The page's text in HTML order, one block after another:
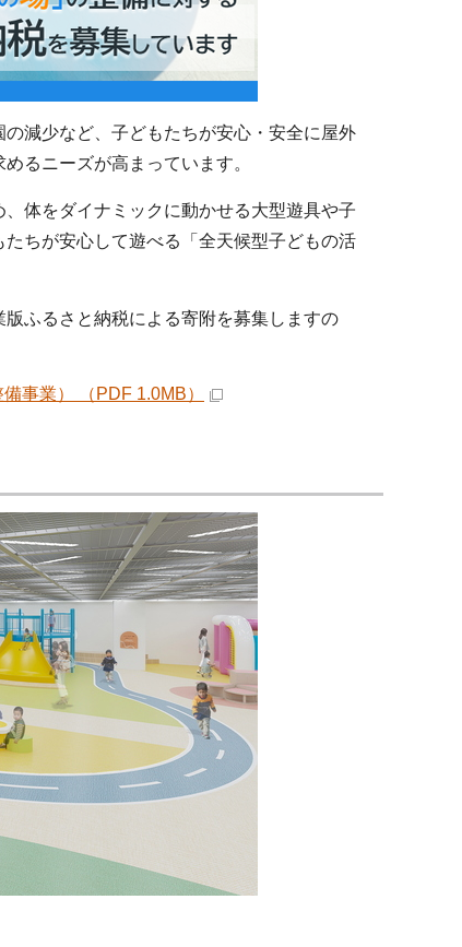
減少など、子どもたちが安心・安全に屋外
るニーズが高まっています。
体をダイナミックに動かせる大型遊具や子
ちが安心して遊べる「全天候型子どもの活
ふるさと納税による寄附を募集しますの
事業） （PDF 1.0MB）